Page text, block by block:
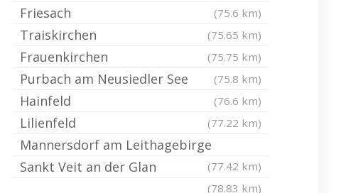
Friesach (75.6 km)
Traiskirchen (75.65 km)
Frauenkirchen (75.75 km)
Purbach am Neusiedler See (75.8 km)
Hainfeld (76.6 km)
Lilienfeld (77.22 km)
Mannersdorf am Leithagebirge
(77.42 km)
Sankt Veit an der Glan
(78.83 km)